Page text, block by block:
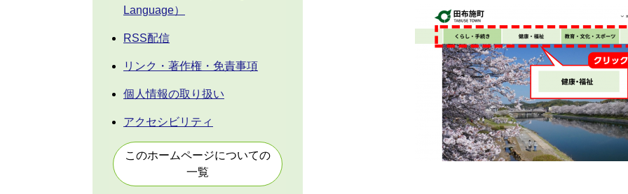
Language）
RSS配信
リンク・著作権・免責事項
個人情報の取り扱い
アクセシビリティ
このホームページについての
一覧